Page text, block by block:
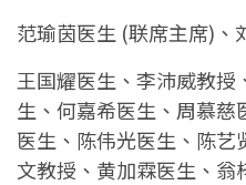
范瑜茵医生 (联席主席)、
王国耀医生、李沛威教
生、何嘉希医生、周慕
医生、陈伟光医生、陈艺
文教授、黄加霖医生、翁